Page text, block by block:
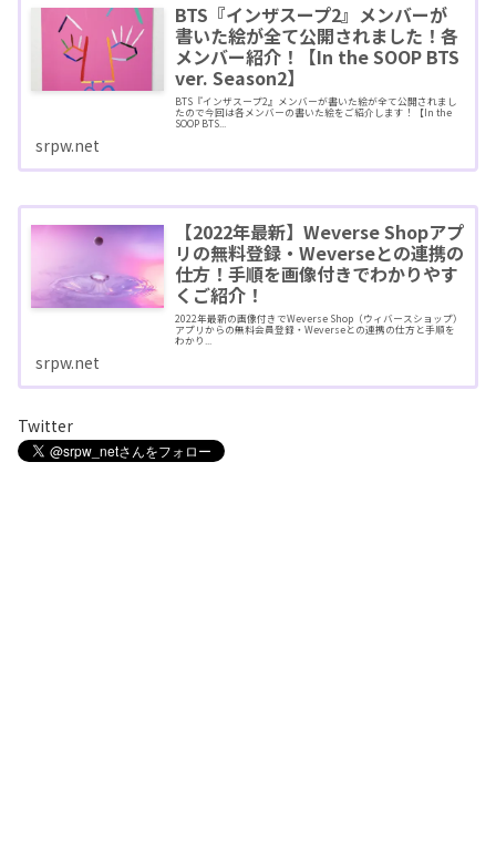
BTS『インザスープ2』メンバーが
書いた絵が全て公開されました！各
メンバー紹介！【In the SOOP BTS
ver. Season2】
BTS『インザスープ2』メンバーが書いた絵が全て公開されまし
たので今回は各メンバーの書いた絵をご紹介します！【In the
SOOP BTS...
srpw.net
【2022年最新】Weverse Shopアプ
リの無料登録・Weverseとの連携の
仕方！手順を画像付きでわかりやす
くご紹介！
2022年最新の画像付きでWeverse Shop（ウィバースショップ）
アプリからの無料会員登録・Weverseとの連携の仕方と手順を
わかり...
srpw.net
Twitter